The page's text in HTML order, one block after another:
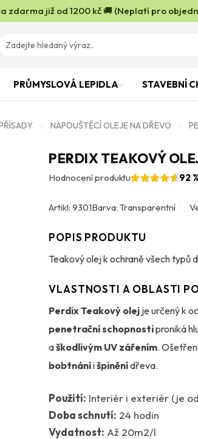
zdarma již od 1200 kč 🚚 (Neplatí pro
PRŮMYSLOVÁ LEPIDLA STAVEBNÍ
NAPOUŠTĚCÍ OLEJE NA DŘEVO
PERDIX TEAKOVÝ
Hodnocení produktu
92
Artikl: 9301Barva: Transparentní
POPIS PRODUKTU
Teakový olej k ochraně všech typů
VLASTNOSTI A OBLASTI
Perdix Teakový olej je určený k
penetrační schopnostiproniká
aškodlivým UV zářením.
bobtnáníišpiněnídřeva.
Olej obsahujeúčinné látky proti
Pravidelným použitím prodloužíte
Použití: Interiér i exteriér (je
Doba schnutí: 24 hodin
Vydatnost: Až 20m2/l